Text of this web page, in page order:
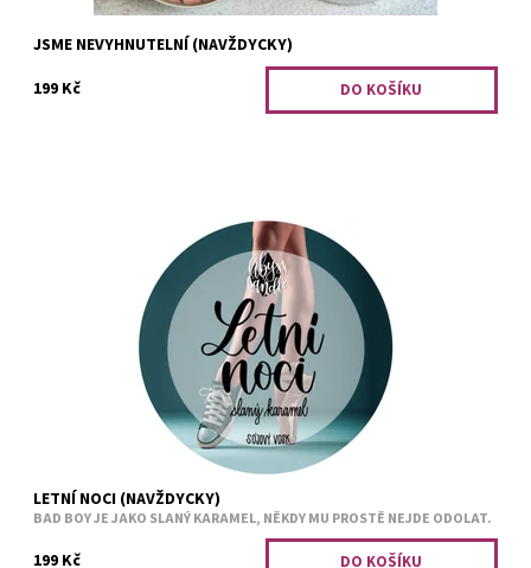
JSME NEVYHNUTELNÍ (NAVŽDYCKY)
199 Kč
Skladem 2 ks
2766
LETNÍ NOCI (NAVŽDYCKY)
BAD BOY JE JAKO SLANÝ KARAMEL, NĚKDY MU PROSTĚ NEJDE ODOLAT.
199 Kč